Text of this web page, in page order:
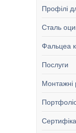
Профілі
Сталь
Фальцеа
Послуги
Монтажні